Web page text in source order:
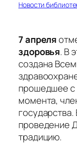
Новости
7 апреля
здоровья. В
создана
прошедшее с
момента,
проведение
традицию.